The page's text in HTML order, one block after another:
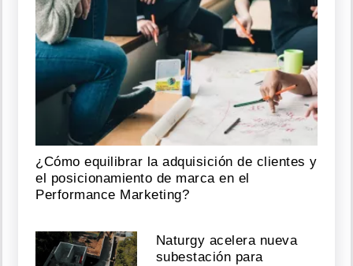
¿Cómo equilibrar la adquisición de clientes y
el posicionamiento de marca en el
Performance Marketing?
Naturgy acelera nueva
subestación para